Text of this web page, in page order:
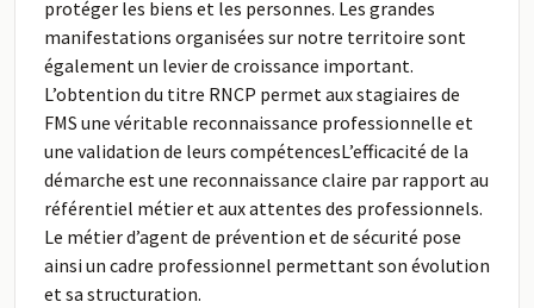
protéger les biens et les personnes. Les grandes
manifestations organisées sur notre territoire sont
également un levier de croissance important.
L’obtention du titre RNCP permet aux stagiaires de
FMS une véritable reconnaissance professionnelle et
une validation de leurs compétencesL’efficacité de la
démarche est une reconnaissance claire par rapport au
référentiel métier et aux attentes des professionnels.
Le métier d’agent de prévention et de sécurité pose
ainsi un cadre professionnel permettant son évolution
et sa structuration.